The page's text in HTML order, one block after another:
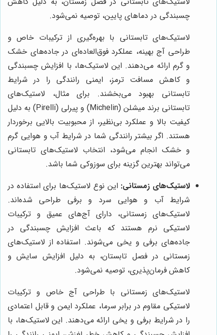
چسبندگی در دماهای پایین، توصیه نمی‌شود.
لاستیک‌های تابستانی با بهره‌گیری از ترکیبات خاص و
طراحی آج بهینه، عملکرد فوق‌العاده‌ای در جاده‌های خشک
و گرم ارائه می‌دهند. این لاستیک‌ها، با افزایش چسبندگی
و کاهش مسافت ترمز، ایمنی رانندگی را در شرایط
تابستانی بهبود می‌بخشند. برای مثال، لاستیک‌های
تابستانی برند میشلن (Michelin) و پیرلی (Pirelli) به دلیل
کیفیت بالا و عملکرد بی‌نظیر، از محبوبیت بالایی برخوردار
هستند. اگر بیشتر رانندگی شما در شرایط آب و هوایی گرم
و خشک انجام می‌شود، انتخاب لاستیک‌های تابستانی
می‌تواند بهترین گزینه برای سوزوکی شما باشد.
لاستیک‌های زمستانی: این نوع لاستیک‌ها برای استفاده در
شرایط آب و هوایی سرد و برفی طراحی شده‌اند.
لاستیک‌های زمستانی، دارای آج‌های عمیق و ترکیبات
لاستیکی نرم هستند که باعث افزایش چسبندگی در
جاده‌های برفی و یخی می‌شوند. استفاده از لاستیک‌های
زمستانی در فصل تابستان، به دلیل افزایش سایش و
کاهش فرمان‌پذیری، توصیه نمی‌شود.
لاستیک‌های زمستانی با طراحی آج خاص و ترکیبات
لاستیکی مقاوم در برابر سرما، عملکرد ایمن و قابل اعتمادی
را در شرایط برفی و یخی ارائه می‌دهند. این لاستیک‌ها، با